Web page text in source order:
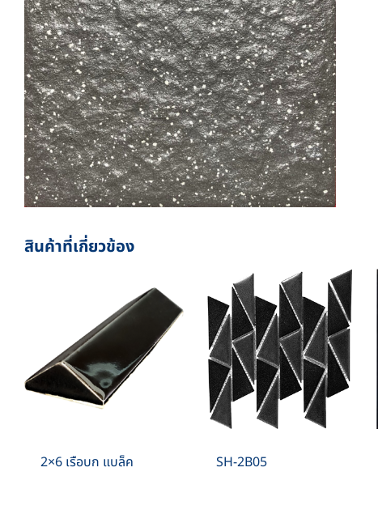
สินค้าที่เกี่ยวข้อง
2×6 เรือบก แบล็ค SH-2B05